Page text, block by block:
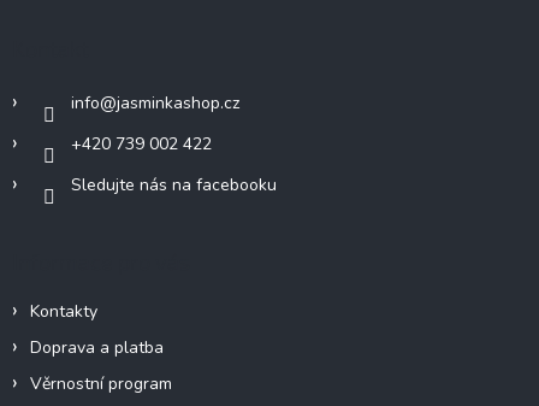
info@jasminkashop.cz
+420 739 002 422
Sledujte nás na facebooku
Kontakty
Doprava a platba
Věrnostní program